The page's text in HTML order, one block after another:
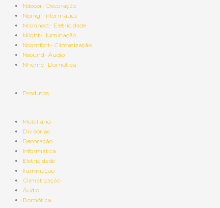
Ndecor- Decoração
Nping- Informática
Nconnect- Eletricidade
Nlight- Iluminação
Ncomfort- Climatização
Nsound- Áudio
Nhome- Domótica
Produtos
Mobiliário
Divisórias
Decoração
Informática
Eletricidade
Iluminação
Climatização
Áudio
Domótica